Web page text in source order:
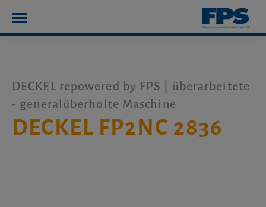
DECKEL repowered by FPS | überarbeitete
- generalüberholte Maschine
DECKEL FP2NC 2836